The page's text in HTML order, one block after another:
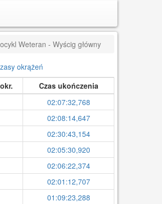
Weteran - Wyścig główny
okrążeń
Czas ukończenia
02:07:32,768
02:08:14,647
02:30:43,154
02:05:30,920
02:06:22,374
02:01:12,707
01:09:23,288